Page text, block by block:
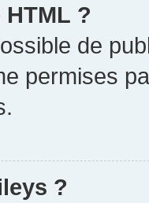
?
de
permises
?